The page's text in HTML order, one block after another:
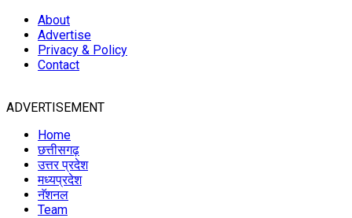
About
Advertise
Privacy & Policy
Contact
ADVERTISEMENT
Home
छत्तीसगढ़
उत्तर प्रदेश
मध्यप्रदेश
नॅशनल
Team